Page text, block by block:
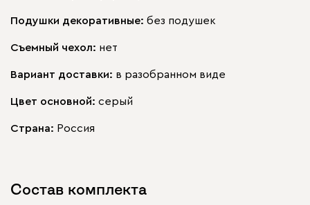
Подушки декоративные: без подушек
Съемный чехол: нет
Вариант доставки: в разобранном виде
Цвет основной: серый
Страна: Россия
Состав комплекта